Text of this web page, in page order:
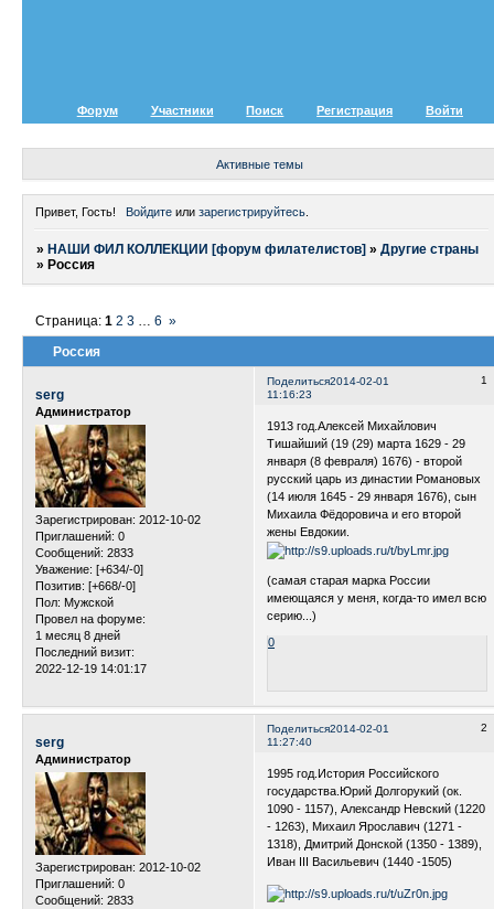
Форум Участники Поиск Регистрация Войти
Активные темы
Привет, Гость! Войдитеили зарегистрируйтесь.
» НАШИ ФИЛ КОЛЛЕКЦИИ [форум филателистов] »Другие страны
» Россия
Россия
Страница:1 2 3 6 »
Поделиться 1
2014-02-01
11:16:23
serg
Администратор
Зарегистрирован: 2012-10-02
Приглашений: 0
Сообщений: 2833
Уважение: [+634/-0]
Позитив: [+668/-0]
Пол: Мужской
Провел на форуме:
1 месяц 8 дней
Последний визит:
2022-12-19 14:01:17
1913 год.Алексей Михайлович
Тишайший (19 (29) марта 1629 - 29
января (8 февраля) 1676) - второй
русский царь из династии Романовых
(14 июля 1645 - 29 января 1676), сын
Михаила Фёдоровича и его второй
жены Евдокии.
(самая старая марка России
имеющаяся у меня, когда-то имел всю
серию...)
0
Поделиться 2
2014-02-01
11:27:40
serg
Администратор
Зарегистрирован: 2012-10-02
Приглашений: 0
Сообщений: 2833
1995 год.История Российского
государства.Юрий Долгорукий (ок.
1090 - 1157), Александр Невский (1220
- 1263), Михаил Ярославич (1271 -
1318), Дмитрий Донской (1350 - 1389),
Иван III Васильевич (1440 -1505)